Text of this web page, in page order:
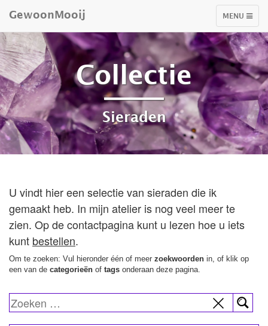
TOGGLE
MENU
GewoonMooij
Collectie
Sieraden
U vindt hier een selectie van sieraden die ik
gemaakt heb. In mijn atelier is nog veel meer te
zien. Op de contactpagina kunt u lezen hoe u iets
kunt bestellen.
Om te zoeken: Vul hieronder één of meer zoekwoorden in, of klik op
een van de categorieën of tags onderaan deze pagina.